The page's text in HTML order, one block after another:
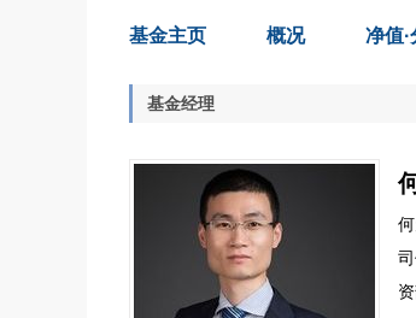
基金主页 概况 净值·
基金经理